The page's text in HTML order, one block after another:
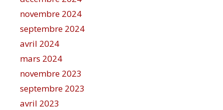
novembre 2024
septembre 2024
avril 2024
mars 2024
novembre 2023
septembre 2023
avril 2023